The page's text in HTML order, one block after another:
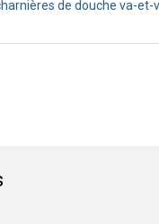
de douche va-et-